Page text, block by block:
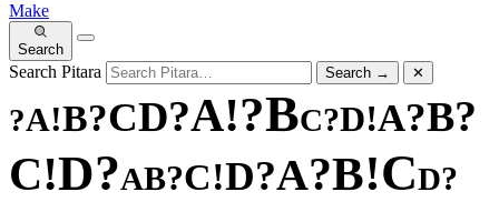
Make
Search
Search Pitara Search → ✕
?A!B?CD?A!?BC?D!A?B?
C!D?AB?C!D?A?B!CD?